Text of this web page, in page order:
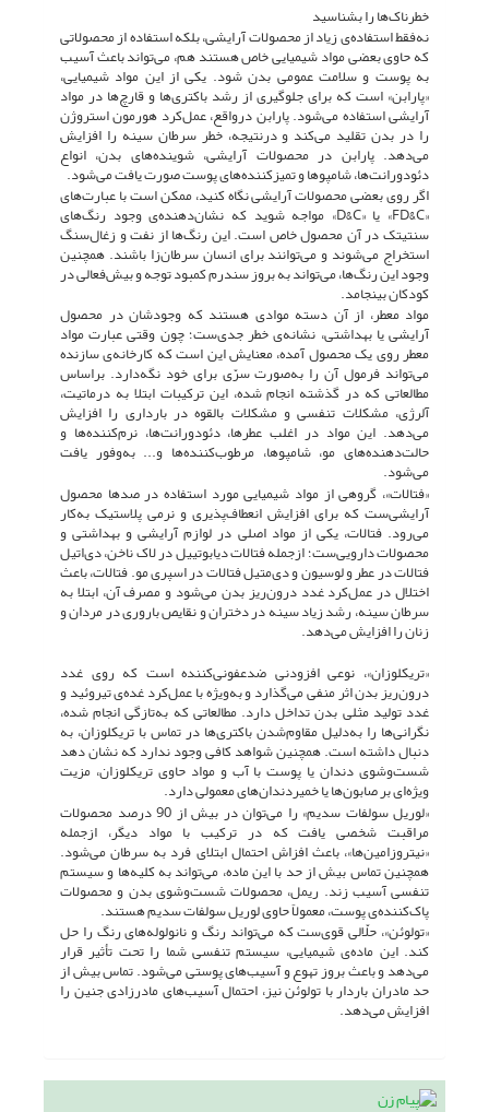
خطرناک‌ها را بشناسید
نه‌فقط استفاده‌ی زیاد از محصولات آرایشی، بلکه استفاده از محصولاتی
که حاوی بعضی مواد شیمیایی خاص هستند هم، می‌تواند باعث آسیب
به پوست و سلامت عمومی بدن شود. یکی از این مواد شیمیایی،
«پارابن» است که برای جلوگیری از رشد باکتری‌ها و قارچ‌ها در مواد
آرایشی استفاده می‌شود. پارابن درواقع، عمل‌کرد هورمون استروژن
را در بدن تقلید می‌کند و درنتیجه، خطر سرطان سینه را افزایش
می‌دهد. پارابن در محصولات آرایشی، شوینده‌های بدن، انواع
دئودورانت‌ها، شامپوها و تمیزکننده‌های پوست صورت یافت می‌شود.
اگر روی بعضی محصولات آرایشی نگاه کنید، ممکن است با عبارت‌های
«FD&C» یا «D&C» مواجه شوید که نشان‌دهنده‌ی وجود رنگ‌های
سنتیتک در آن محصول خاص است. این رنگ‌ها از نفت و زغال‌سنگ
استخراج می‌شوند و می‌توانند برای انسان سرطان‌زا باشند. همچنین
وجود این رنگ‌ها، می‌تواند به بروز سندرم کمبود توجه و بیش‌فعالی در
کودکان بینجامد.
مواد معطر، از آن دسته موادی هستند که وجودشان در محصول
آرایشی یا بهداشتی، نشانه‌ی خطر جدی‌ست؛ چون وقتی عبارت مواد
معطر روی یک محصول آمده، معنایش این است که کارخانه‌ی سازنده
می‌تواند فرمول آن را به‌صورت سرّی برای خود نگه‌دارد. براساس
مطالعاتی که در گذشته انجام شده، این ترکیبات ابتلا به درماتیت،
آلرژی، مشکلات تنفسی و مشکلات بالقوه در بارداری را افزایش
می‌دهد. این مواد در اغلب عطرها، دئودورانت‌ها، نرم‌کننده‌ها و
حالت‌دهنده‌های مو، شامپوها، مرطوب‌کننده‌ها و... به‌وفور یافت
می‌شود.
«فتالات»، گروهی از مواد شیمیایی مورد استفاده در صدها محصول
آرایشی‌ست که برای افزایش انعطاف‌پذیری و نرمی پلاستیک به‌کار
می‌رود. فتالات، یکی از مواد اصلی در لوازم آرایشی و بهداشتی و
محصولات دارویی‌ست؛ ازجمله فتالات دیابوتییل در لاک ناخن، دی‌اتیل
فتالات در عطر و لوسیون و دی‌متیل فتالات در اسپری مو. فتالات، باعث
اختلال در عمل‌کرد غدد درون‌ریز بدن می‌شود و مصرف آن، ابتلا به
سرطان سینه، رشد زیاد سینه در دختران و نقایص باروری در مردان و
زنان را افزایش می‌دهد.
«تریکلوزان»، نوعی افزودنی ضدعفونی‌کننده است که روی غدد
درون‌ریز بدن اثر منفی می‌گذارد و به‌ویژه با عمل‌کرد غده‌ی تیروئید و
غدد تولید مثلی بدن تداخل دارد. مطالعاتی که به‌تازگی انجام شده،
نگرانی‌ها را به‌دلیل مقاوم‌شدن باکتری‌ها در تماس با تریکلوزان، به
دنبال داشته است. همچنین شواهد کافی وجود ندارد که نشان دهد
شست‌وشوی دندان یا پوست با آب و مواد حاوی تریکلوزان، مزیت
ویژه‌ای بر صابون‌ها یا خمیردندان‌های معمولی دارد.
«لوریل سولفات سدیم» را می‌توان در بیش از 90 درصد محصولات
مراقبت شخصی یافت که در ترکیب با مواد دیگر، ازجمله
«نیتروزامین‌ها»، باعث افزاش احتمال ابتلای فرد به سرطان می‌شود.
همچنین تماس بیش از حد با این ماده، می‌تواند به کلیه‌ها و سیستم
تنفسی آسیب زند. ریمل، محصولات شست‌وشوی بدن و محصولات
پاک‌کننده‌ی پوست، معمولاً حاوی لوریل سولفات سدیم هستند.
«تولوئن»، حلّالی قوی‌ست که می‌تواند رنگ و نانولوله‌های رنگ را حل
کند. این ماده‌ی شیمیایی، سیستم تنفسی شما را تحت تأثیر قرار
می‌دهد و باعث بروز تهوع و آسیب‌های پوستی می‌شود. تماس بیش از
حد مادران باردار با تولوئن نیز، احتمال آسیب‌های مادرزادی جنین را
افزایش می‌دهد.